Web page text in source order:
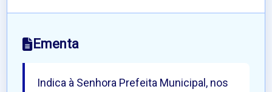
Ementa
Indica à Senhora Prefeita Municipal, nos